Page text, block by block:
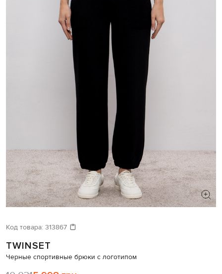
Давайте подберем что-то еще
Похожие товары
Код товара: 313867
TWINSET
Черные спортивные брюки с логотипом